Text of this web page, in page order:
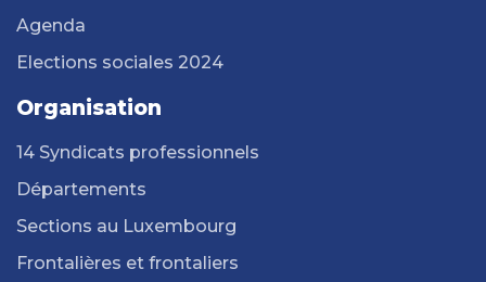
Agenda
Elections sociales 2024
Organisation
14 Syndicats professionnels
Départements
Sections au Luxembourg
Frontalières et frontaliers